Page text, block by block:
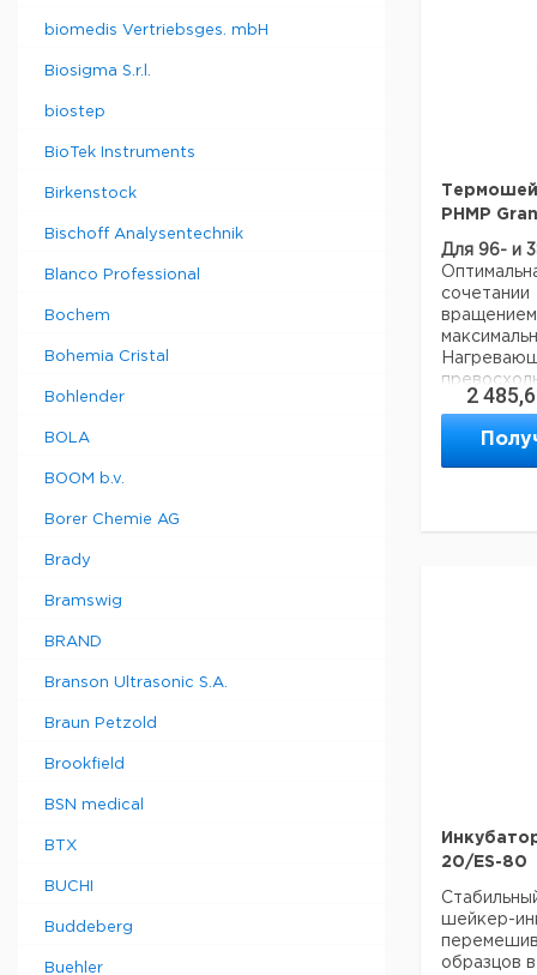
biomedis Vertriebsges. mbH
Biosigma S.r.l.
biostep
BioTek Instruments
Birkenstock
Bischoff Analysentechnik
Blanco Professional
Bochem
Bohemia Cristal
Bohlender
BOLA
BOOM b.v.
Borer Chemie AG
Brady
Bramswig
BRAND
Branson Ultrasonic S.A.
Braun Petzold
Brookfield
BSN medical
BTX
BUCHI
Buddeberg
Buehler
комплект
Диапазон
37°C:
QBD1
QBD2
Блоковые
PHMP
Для 96- и
-
мин-1
- 2 мм
- диапазон
-
для
- рабочая
2
20/ES-80
шейкер-
образцов